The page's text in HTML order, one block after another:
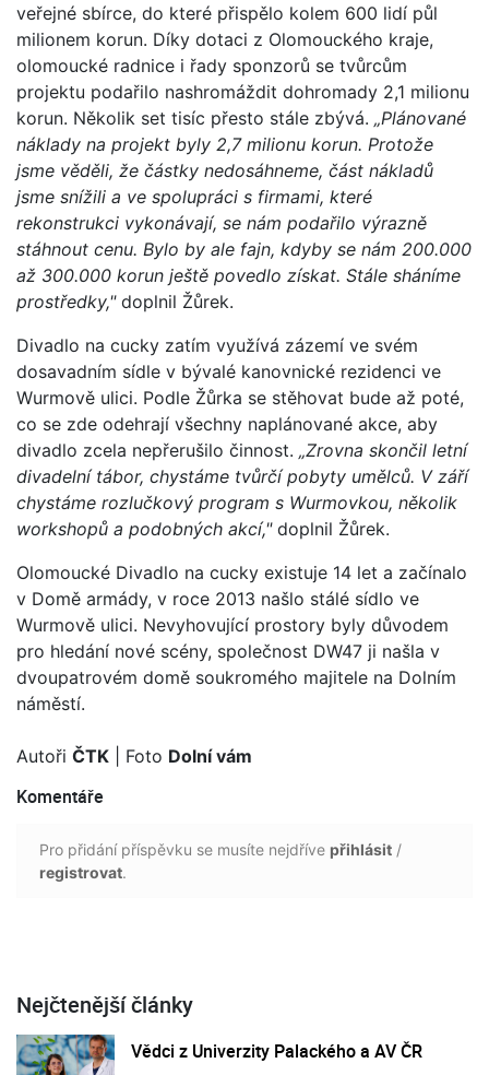
veřejné sbírce, do které přispělo kolem 600 lidí půl
milionem korun. Díky dotaci z Olomouckého kraje,
olomoucké radnice i řady sponzorů se tvůrcům
projektu podařilo nashromáždit dohromady 2,1 milionu
korun. Několik set tisíc přesto stále zbývá. „Plánované
náklady na projekt byly 2,7 milionu korun. Protože
jsme věděli, že částky nedosáhneme, část nákladů
jsme snížili a ve spolupráci s firmami, které
rekonstrukci vykonávají, se nám podařilo výrazně
stáhnout cenu. Bylo by ale fajn, kdyby se nám 200.000
až 300.000 korun ještě povedlo získat. Stále sháníme
prostředky,"doplnil Žůrek.
Divadlo na cucky zatím využívá zázemí ve svém
dosavadním sídle v bývalé kanovnické rezidenci ve
Wurmově ulici. Podle Žůrka se stěhovat bude až poté,
co se zde odehrají všechny naplánované akce, aby
divadlo zcela nepřerušilo činnost. „Zrovna skončil letní
divadelní tábor, chystáme tvůrčí pobyty umělců. V září
chystáme rozlučkový program s Wurmovkou, několik
workshopů a podobných akcí," doplnil Žůrek.
Olomoucké Divadlo na cucky existuje 14 let a začínalo
v Domě armády, v roce 2013 našlo stálé sídlo ve
Wurmově ulici. Nevyhovující prostory byly důvodem
pro hledání nové scény, společnost DW47 ji našla v
dvoupatrovém domě soukromého majitele na Dolním
náměstí.
Autoři ČTK | Foto Dolní vám
Komentáře
Pro přidání příspěvku se musíte nejdříve přihlásit /
registrovat.
Nejčtenější články
Vědci z Univerzity Palackého a AV ČR